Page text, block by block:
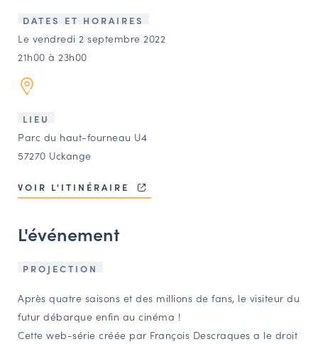
CONTACT
Agenda
Annuaire
Ressources
OFFRES D’EMPLOI ET DE STAGE
OUTILS EN LIGNE
Espace acteurs
NAVIGATION FILTRÉE « ACTEURS »
DATES ET HORAIRES
Le vendredi 2 septembre 2022
21h00 à 23h00
LIEU
Parc du haut-fourneau U4
57270 Uckange
VOIR L'ITINÉRAIRE
L'événement
PROJECTION
Après quatre saisons et des millions de fans, le visiteur du
futur débarque enfin au cinéma !
Cette web-série créée par François Descraques a le droit